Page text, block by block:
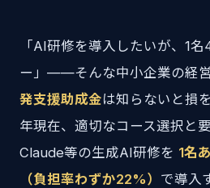
「AI研修を導入したいが、1
ー」——そんな中小企業の経営
発支援助成金は知らないと損
年現在、適切なコース選択と
Claude等の生成AI研修を 1名
（負担率わずか22%） で導入